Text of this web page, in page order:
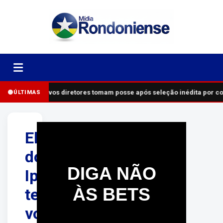
ÚLTIMASNovos diretores tomam posse após seleção inédita por
Eleição
do
Ipam
terá
votação
DIGA NÃO
ÀS BETS